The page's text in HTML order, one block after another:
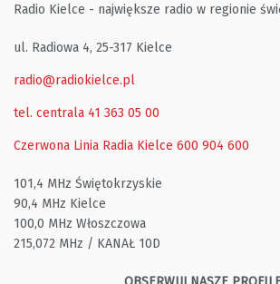
Radio Kielce - największe radio w regionie
ul. Radiowa 4, 25-317 Kielce
radio@radiokielce.pl
tel. centrala 41 363 05 00
Czerwona Linia Radia Kielce 600 904 600
101,4 MHz Świętokrzyskie
90,4 MHz Kielce
100,0 MHz Włoszczowa
215,072 MHz / KANAŁ 10D